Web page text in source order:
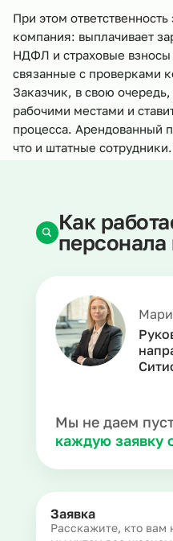
При этом
компания: выплачивает
НДФЛ и страховые взносы
связанные с проверками
Заказчик, в свою
рабочими местами и
процесса. Арендованный
что и штатные сотрудники.
Мы не даем
каждую заявку
Как
персонала
Заявка
Расскажите, кто вам